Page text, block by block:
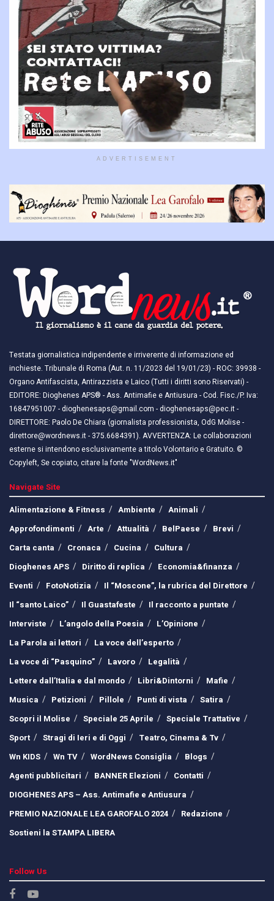
ADVERTISEMENT
Testata giornalistica indipendente e irriverente di informazione ed
inchieste. Tribunale di Roma (Aut. n. 11/2023 del 19/01/23) - ROC: 39938 -
Organo Antifascista, Antirazzista e Laico (Tutti i diritti sono Riservati) -
EDITORE: Dioghenes APS® - Ass. Antimafie e Antiusura - Cod. Fisc./P. Iva:
16847951007 - dioghenesaps@gmail.com - dioghenesaps@pec.it - ​​
DIRETTORE: Paolo De Chiara (giornalista professionista, OdG Molise -
direttore@wordnews.it - ​​375.6684391). AVVERTENZA: Le collaborazioni
esterne si intendono esclusivamente a titolo Volontario e Gratuito. ©
Copyleft, Se copiato, citare la fonte "WordNews.it"
Navigate Site
Alimentazione & Fitness
Ambiente
Animali
Approfondimenti
Arte Attualità BelPaese
Brevi
Carta canta
Cronaca Cucina
Cultura
Dioghenes APS
Diritto di replica
Economia&finanza
Eventi
FotoNotizia
Il “Moscone”, la rubrica del Direttore
Il “santo Laico”
Il Guastafeste
Il racconto a puntate
Interviste
L’angolo della Poesia
L’Opinione
La Parola ai lettori
La voce dell’esperto
La voce di “Pasquino”
Lavoro
Legalità
Lettere dall’Italia e dal mondo
Libri&Dintorni
Mafie
Musica
Petizioni Pillole Punti di vista
Satira
Scopri il Molise
Speciale 25 Aprile
Speciale Trattative
Sport
Stragi di Ieri e di Oggi
Teatro, Cinema & Tv
Wn KIDS
Wn TV WordNews Consiglia
Blogs
Agenti pubblicitari
BANNER Elezioni
Contatti
DIOGHENES APS – Ass. Antimafie e Antiusura
PREMIO NAZIONALE LEA GAROFALO 2024
Redazione
Sostieni la STAMPA LIBERA
Follow Us